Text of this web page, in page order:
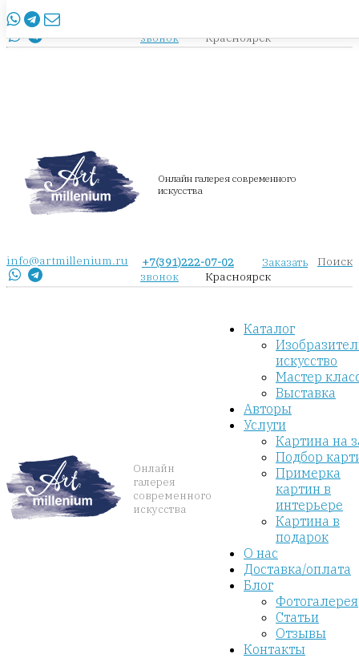
info@artmillenium.ru
звонок
Красноярск
Онлайн галерея современного
искусства
info@artmillenium.ru +7(391)222-07-02
Заказать
звонок
Красноярск
Поиск
Онлайн
галерея
современного
искусства
Каталог
искусство
Мастер
Выставка
Авторы
Услуги
Картина на
Подбор
Примерка
картин в
интерьере
Картина в
подарок
О нас
Доставка/оплата
Блог
Фотогалерея
Статьи
Отзывы
Контакты